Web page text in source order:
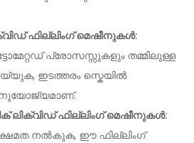
ഫില്ലിംഗ് മെഷീനുകൾ:
പ്രോസസ്സുകളും തമ്മിലുള്ള
ഇടത്തരം സ്കെയിൽ
ലിക്വിഡ് ഫില്ലിംഗ് മെഷീനുകൾ:
നൽകുക, ഈ ഫില്ലിംഗ്